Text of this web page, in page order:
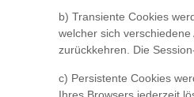
b) Transiente Cookies
welcher sich
zurückkehren. Die
c) Persistente Cookies